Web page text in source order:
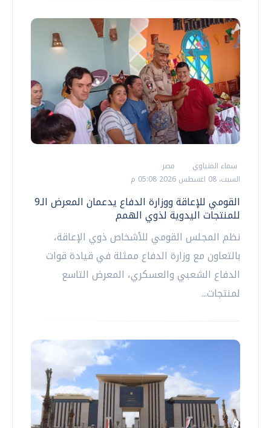
سماء المنياوي
مصر
السبت، 08 اغسطس 2026 05:08 م
القومي للإعاقة ووزارة الدفاع يدعمان المعرض الـ9
للمنتجات اليدوية لذوي الهمم
نظم المجلس القومي للأشخاص ذوي الإعاقة،
بالتعاون مع وزارة الدفاع ممثلة في قيادة قوات
الدفاع الشعبي والعسكري، المعرض التاسع
لمنتجات...